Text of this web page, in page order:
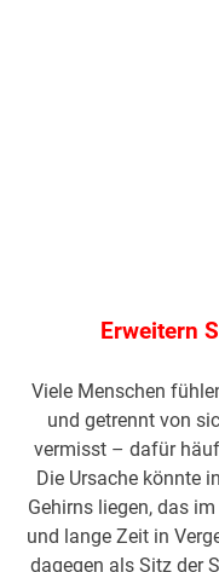
Erweitern
Viele Menschen
und getrennt von
vermisst – dafür
Die Ursache könnte
Gehirns liegen, das
und lange Zeit in
dagegen als Sitz der